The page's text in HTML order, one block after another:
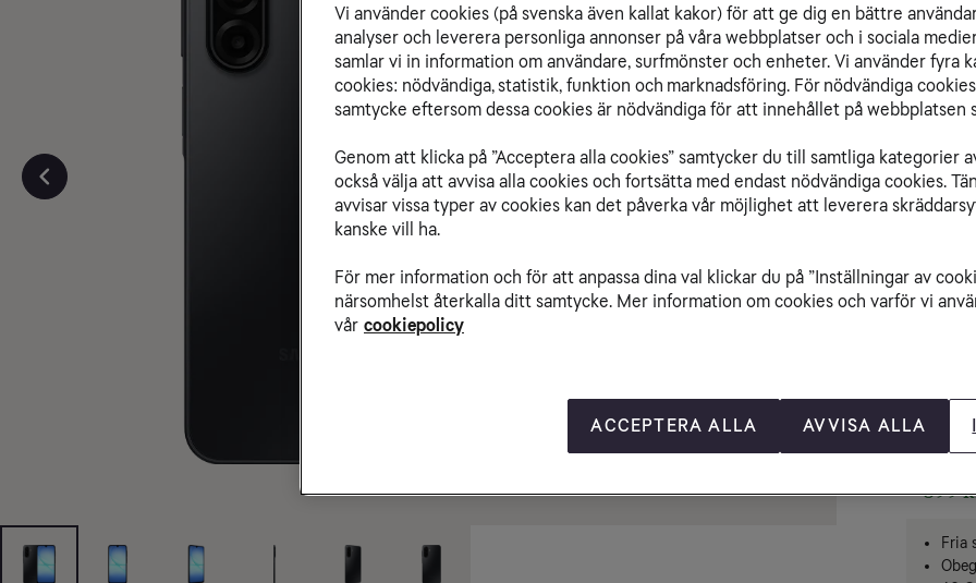
Välj
Flytta
Logga
Surfa i
449
399
Fria
Vi använder cookies (på svenska även kallat kakor) för att ge dig en bättre
analyser och leverera personliga annonser på våra webbplatser och i sociala
samlar vi in information om användare, surfmönster och enheter. Vi använder fyra
cookies: nödvändiga, statistik, funktion och marknadsföring. För nödvändiga
samtycke eftersom dessa cookies är nödvändiga för att innehållet på webbplatsen
Genom att klicka på ”Acceptera alla cookies” samtycker du till samtliga kategorier
också välja att avvisa alla cookies och fortsätta med endast nödvändiga cookies.
avvisar vissa typer av cookies kan det påverka vår möjlighet att leverera
kanske vill ha.
För mer information och för att anpassa dina val klickar du på ”Inställningar av
närsomhelst återkalla ditt samtycke. Mer information om cookies och varför vi
vår cookiepolicy
ACCEPTERA ALLA AVVISA ALLA